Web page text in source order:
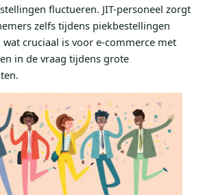
fluctueren. JIT-personeel zorgt
zelfs tijdens piekbestellingen
wat cruciaal is voor e-commerce met
in de vraag tijdens grote